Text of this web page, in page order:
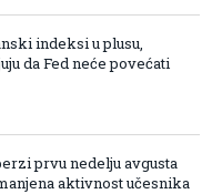
indeksi u plusu,
da Fed neće povećati
prvu nedelju avgusta
aktivnost učesnika